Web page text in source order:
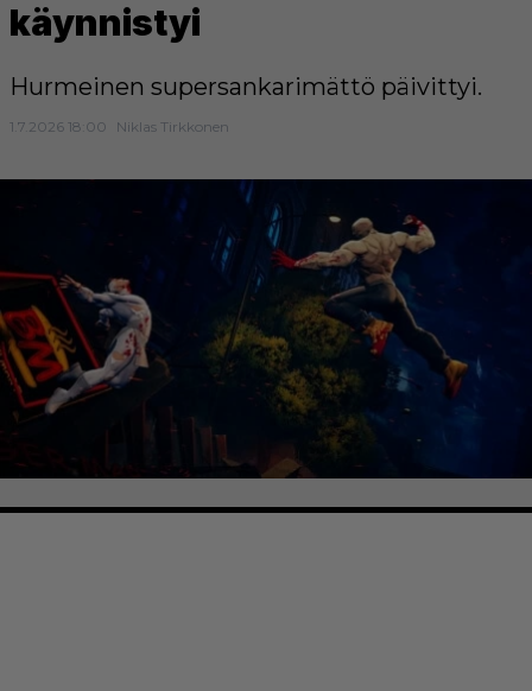
käynnistyi
Hurmeinen supersankarimättö päivittyi.
1.7.2026 18:00 Niklas Tirkkonen